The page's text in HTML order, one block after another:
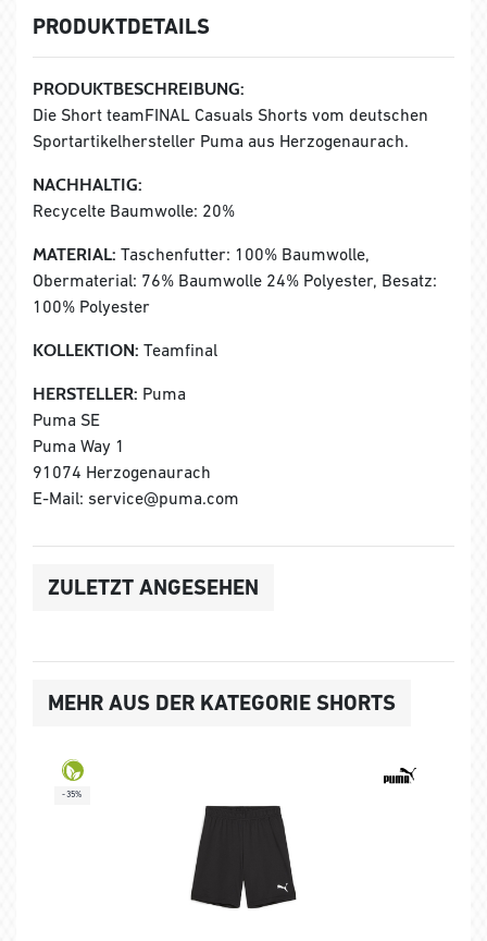
PRODUKTDETAILS
PRODUKTBESCHREIBUNG:
Die Short teamFINAL Casuals Shorts vom deutschen
Sportartikelhersteller Puma aus Herzogenaurach.
NACHHALTIG:
Recycelte Baumwolle: 20%
MATERIAL: Taschenfutter: 100% Baumwolle,
Obermaterial: 76% Baumwolle 24% Polyester, Besatz:
100% Polyester
KOLLEKTION: Teamfinal
HERSTELLER: Puma
Puma SE
Puma Way 1
91074 Herzogenaurach
E-Mail: service@puma.com
ZULETZT ANGESEHEN
MEHR AUS DER KATEGORIE SHORTS
-35%